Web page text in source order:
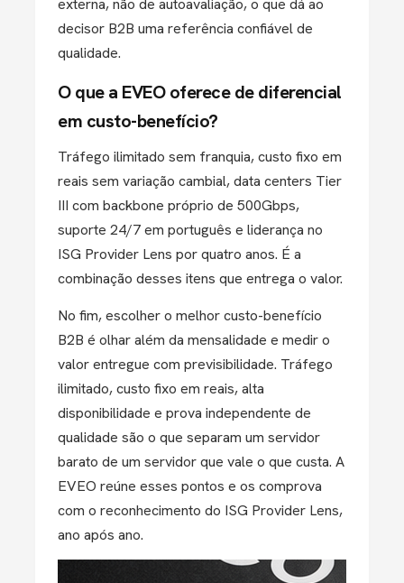
externa, não de autoavaliação, o que dá ao
decisor B2B uma referência confiável de
qualidade.
O que a EVEO oferece de diferencial
em custo-benefício?
Tráfego ilimitado sem franquia, custo fixo em
reais sem variação cambial, data centers Tier
III com backbone próprio de 500Gbps,
suporte 24/7 em português e liderança no
ISG Provider Lens por quatro anos. É a
combinação desses itens que entrega o valor.
No fim, escolher o melhor custo-benefício
B2B é olhar além da mensalidade e medir o
valor entregue com previsibilidade. Tráfego
ilimitado, custo fixo em reais, alta
disponibilidade e prova independente de
qualidade são o que separam um servidor
barato de um servidor que vale o que custa. A
EVEO reúne esses pontos e os comprova
com o reconhecimento do ISG Provider Lens,
ano após ano.